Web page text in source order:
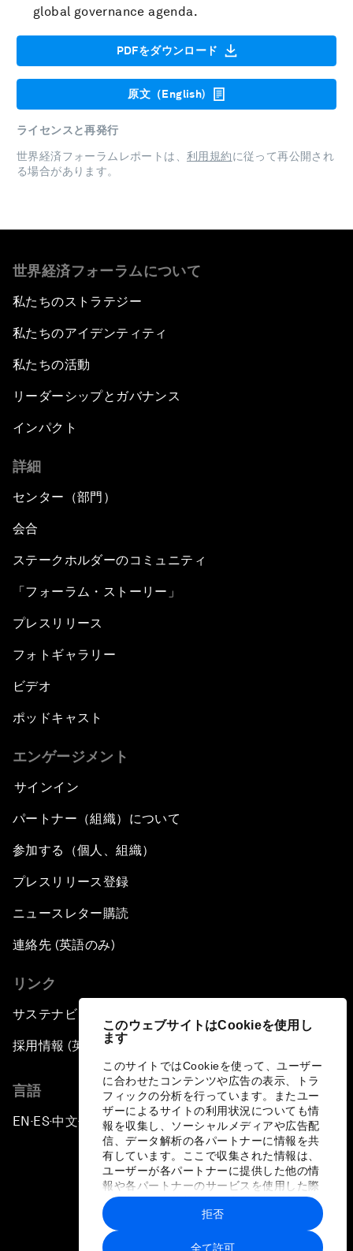
このウェブサイトはCookieを使用し
ます
このサイトではCookieを使って、ユーザー
に合わせたコンテンツや広告の表示、トラ
フィックの分析を行っています。またユー
ザーによるサイトの利用状況についても情
報を収集し、ソーシャルメディアや広告配
信、データ解析の各パートナーに情報を共
有しています。ここで収集された情報は、
ユーザーが各パートナーに提供した他の情
報や各パートナーのサービスを使用した際
に収集された情報と組み合わされ、各パー
トナーによって使用されることがありま
す。
全て許可
拒否
global governance agenda.
PDFをダウンロード
原文（English)
ライセンスと再発行
世界経済フォーラムレポートは、 利用規約に従って再公開され
る場合があります。
世界経済フォーラムについて
私たちのストラテジー
私たちのアイデンティティ
私たちの活動
リーダーシップとガバナンス
インパクト
詳細
センター（部門）
会合
ステークホルダーのコミュニティ
「フォーラム・ストーリー」
プレスリリース
フォトギャラリー
ビデオ
ポッドキャスト
エンゲージメント
サインイン
パートナー（組織）について
参加する（個人、組織）
プレスリリース登録
ニュースレター購読
連絡先 (英語のみ)
リンク
サステナビリティへの取り組み
採用情報 (英語のみ)
言語
EN ▪ ES▪中文▪ 日本語
プライバシーポリシーと利用規約